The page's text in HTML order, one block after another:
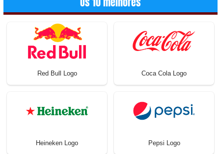
Red Bull Logo Coca Cola Logo
Heineken Logo Pepsi Logo